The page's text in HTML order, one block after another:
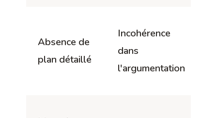
Absence de
plan détaillé
Incohérence
dans
l'argumentation